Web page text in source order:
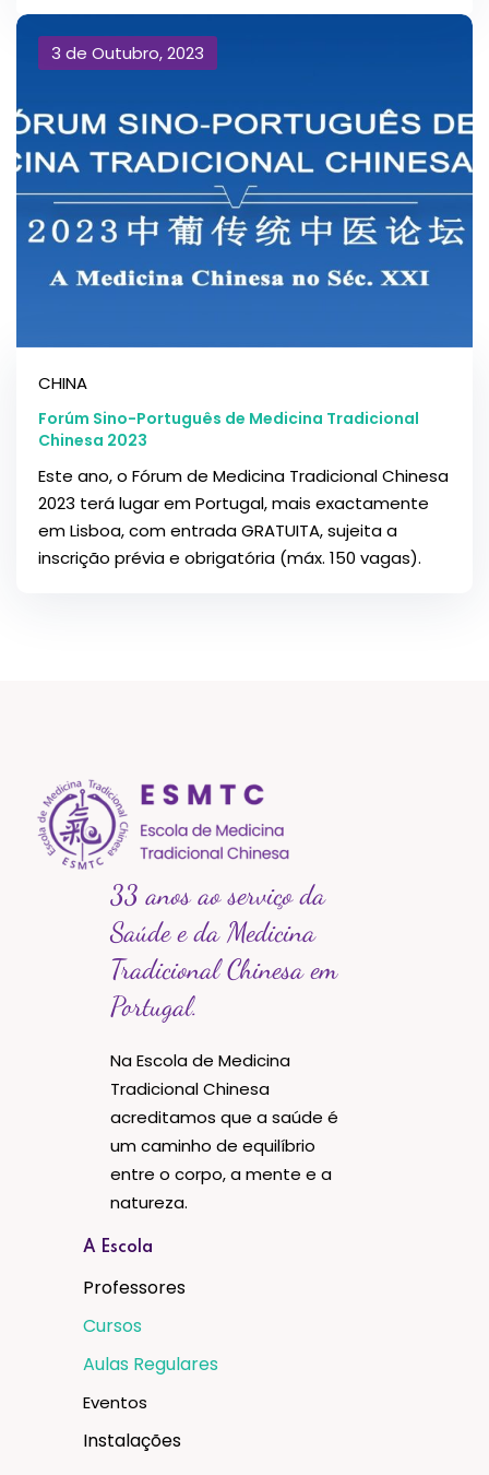
3 de Outubro, 2023
CHINA
Forúm Sino-Português de Medicina Tradicional
Chinesa 2023
Este ano, o Fórum de Medicina Tradicional Chinesa
2023 terá lugar em Portugal, mais exactamente
em Lisboa, com entrada GRATUITA, sujeita a
inscrição prévia e obrigatória (máx. 150 vagas).
33 anos ao serviço da
Saúde e da Medicina
Tradicional Chinesa em
Portugal.
Na Escola de Medicina
Tradicional Chinesa
acreditamos que a saúde é
um caminho de equilíbrio
entre o corpo, a mente e a
natureza.
A Escola
Professores
Cursos
Aulas Regulares
Eventos
Instalações